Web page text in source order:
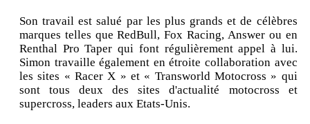
Son travail est salué par les plus grands et de célèbres
marques telles que RedBull, Fox Racing, Answer ou en
Renthal Pro Taper qui font régulièrement appel à lui.
Simon travaille également en étroite collaboration avec
les sites « Racer X » et « Transworld Motocross » qui
sont tous deux des sites d'actualité motocross et
supercross, leaders aux Etats-Unis.